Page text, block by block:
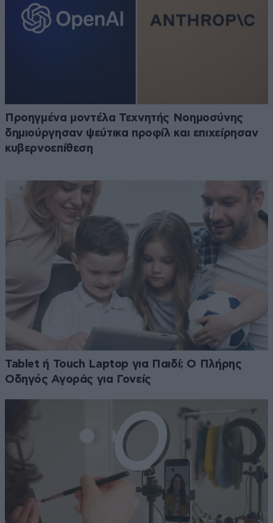
Προηγμένα μοντέλα Τεχνητής Νοημοσύνης
δημιούργησαν ψεύτικα προφίλ και επιχείρησαν
κυβερνοεπίθεση
Tablet ή Touch Laptop για Παιδί; Ο Πλήρης
Οδηγός Αγοράς για Γονείς